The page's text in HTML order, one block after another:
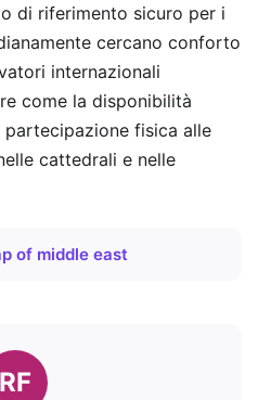
di riferimento sicuro per i
cercano conforto
internazionali
come la disponibilità
fisica alle
cattedrali e nelle
of middle east
RF